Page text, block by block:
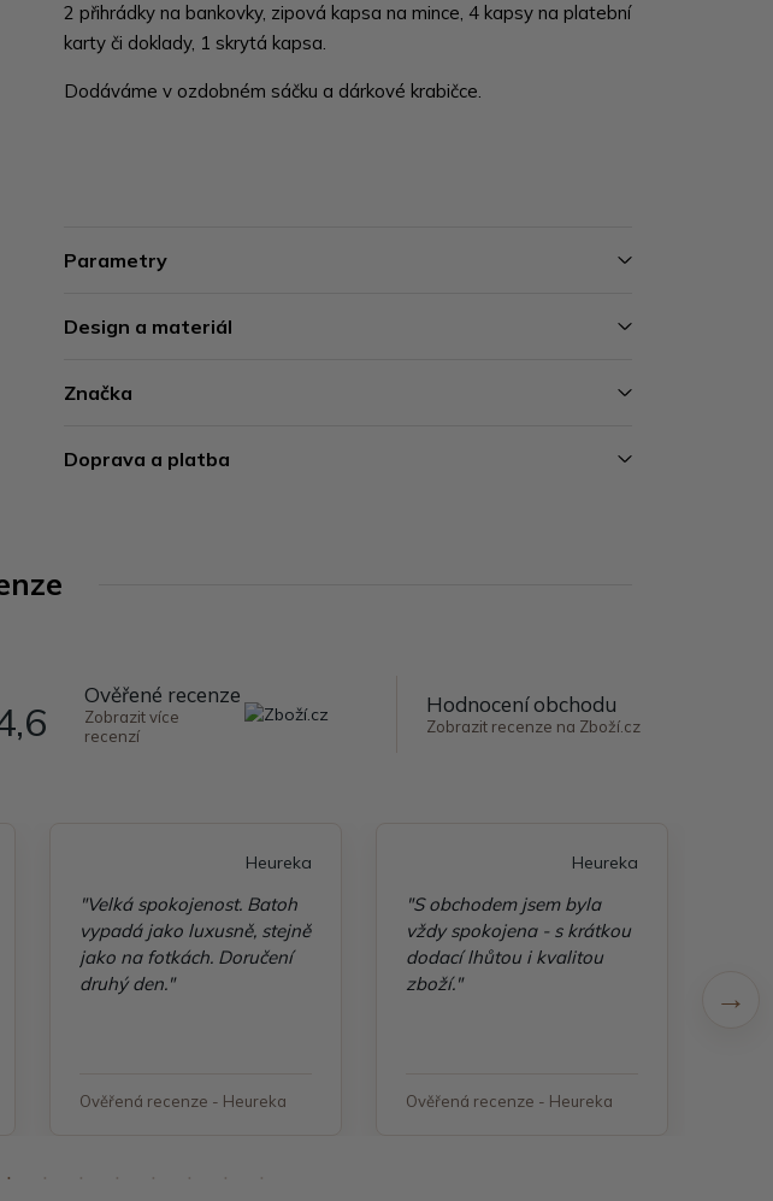
2 přihrádky na bankovky, zipová kapsa na mince, 4 kapsy na platební
karty či doklady, 1 skrytá kapsa.
Dodáváme v ozdobném sáčku a dárkové krabičce.
Parametry
Design a materiál
Značka
Doprava a platba
Ověřené recenze
Zobrazit více
recenzí
Hodnocení obchodu
Zobrazit recenze na Zboží.cz
Heureka
"Velká spokojenost. Batoh
vypadá jako luxusně, stejně
jako na fotkách. Doručení
druhý den."
Ověřená recenze - Heureka
Heureka
"S obchodem jsem byla
vždy spokojena - s krátkou
dodací lhůtou i kvalitou
zboží."
Ověřená recenze - Heureka